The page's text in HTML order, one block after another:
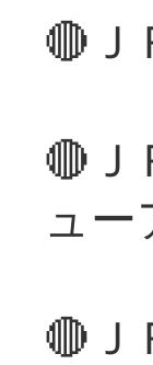
🔴Ｊ
🔴Ｊ
ュー
🔴Ｊ